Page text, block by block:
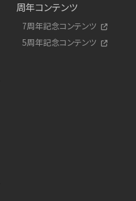
周年コンテンツ
7周年記念コンテンツ
5周年記念コンテンツ